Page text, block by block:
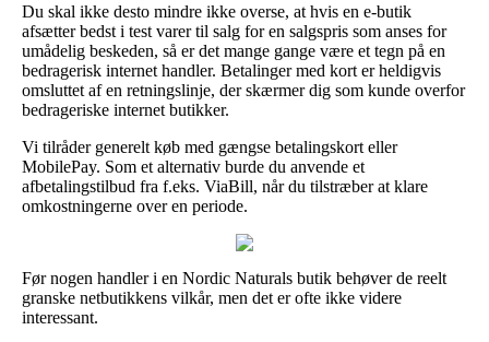
Du skal ikke desto mindre ikke overse, at hvis en e-butik
afsætter bedst i test varer til salg for en salgspris som anses for
umådelig beskeden, så er det mange gange være et tegn på en
bedragerisk internet handler. Betalinger med kort er heldigvis
omsluttet af en retningslinje, der skærmer dig som kunde overfor
bedrageriske internet butikker.
Vi tilråder generelt køb med gængse betalingskort eller
MobilePay. Som et alternativ burde du anvende et
afbetalingstilbud fra f.eks. ViaBill, når du tilstræber at klare
omkostningerne over en periode.
Før nogen handler i en Nordic Naturals butik behøver de reelt
granske netbutikkens vilkår, men det er ofte ikke videre
interessant.